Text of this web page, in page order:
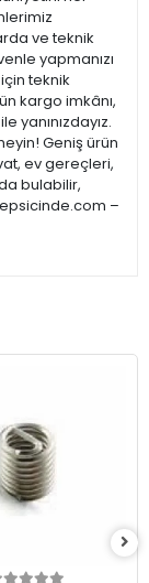
ve teknik
yapmanızı
teknik
kargo imkânı,
yanınızdayız.
Geniş ürün
ev gereçleri,
bulabilir,
–